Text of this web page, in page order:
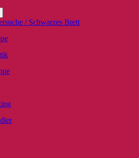
/ Schwarzes Brett